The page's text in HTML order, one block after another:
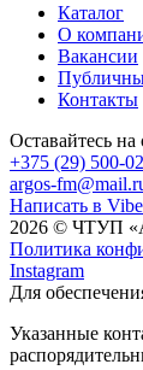
Каталог
О
Вакансии
Контакты
Оставайтесь на
+375 (29) 500-
argos-
Написать в
2026 © ЧТУП
Политика
Instagram
Для
Указанные